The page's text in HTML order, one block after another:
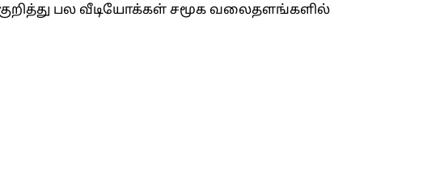
பல வீடியோக்கள் சமூக வலைதளங்களில்